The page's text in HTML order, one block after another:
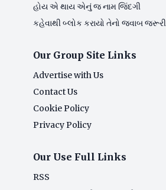
હોય એ થાય એનું જ નામ જિંદગી
કહેવાથી બ્લોક કરાયો તેનો જવાબ જરૂરી
Our Group Site Links
Advertise with Us
Contact Us
Cookie Policy
Privacy Policy
Our Use Full Links
RSS